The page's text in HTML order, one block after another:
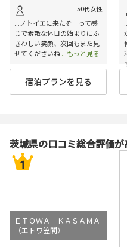
50代女性
...ノトイエに来たぞーって感
じで素敵な休日の始まりにふ
さわしい笑顔、次回もまた見
せてくださいね...もっと見る
宿泊プランを見る
茨城県の口コミ総合評価
ＥＴＯＷＡ ＫＡＳＡＭＡ
（エトワ笠間）